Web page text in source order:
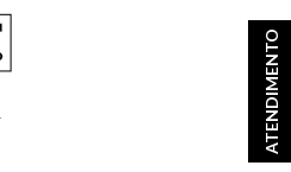
ATENDIMENTO